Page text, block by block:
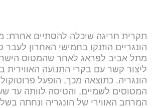
תקרית חריגה שיכלה להסתיים אחרת:
הונגריים הוזנקו בחמישי האחרון
מתל אביב לפראג לאחר שהמטוס
ליצור קשר עם בקרי התנועה האווירית
הונגריה. כתוצאה מכך, הופעל פרוטוקול
המטוסים לשמיים, והטיסה לוותה עד
המרחב האווירי של הונגריה ונחתה